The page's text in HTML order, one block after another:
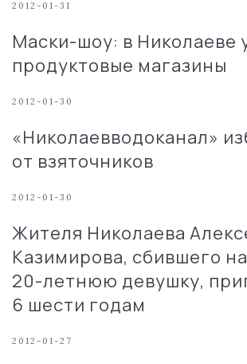
2012-01-31
Маски-шоу: в Николаеве
продуктовые магазины
2012-01-30
«Николаевводоканал»
от взяточников
2012-01-30
Жителя Николаева
Казимирова, сбившего
20-летнюю девушку,
6 шести годам
2012-01-27